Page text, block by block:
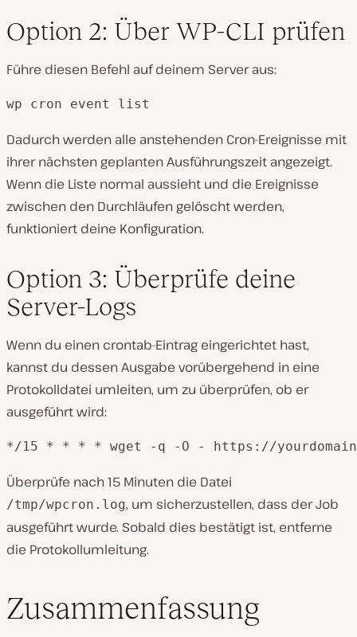
Option 2: Über WP-CLI prüfen
Führe diesen Befehl auf deinem Server aus:
wp cron event list
Dadurch werden alle anstehenden Cron-Ereignisse mit
ihrer nächsten geplanten Ausführungszeit angezeigt.
Wenn die Liste normal aussieht und die Ereignisse
zwischen den Durchläufen gelöscht werden,
funktioniert deine Konfiguration.
Option 3: Überprüfe deine
Server-Logs
Wenn du einen crontab-Eintrag eingerichtet hast,
kannst du dessen Ausgabe vorübergehend in eine
Protokolldatei umleiten, um zu überprüfen, ob er
ausgeführt wird:
*/15 * * * * wget -q -O - https://
Überprüfe nach 15 Minuten die Datei
/tmp/wpcron.log, um sicherzustellen, dass der Job
ausgeführt wurde. Sobald dies bestätigt ist, entferne
die Protokollumleitung.
Zusammenfassung